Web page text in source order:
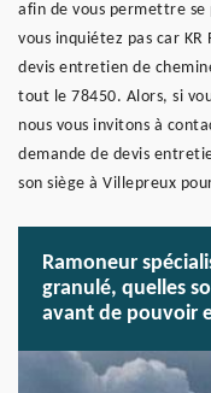
afin de vous permettre
vous inquiétez pas car KR
devis entretien de
tout le 78450. Alors, si
nous vous invitons à
demande de devis
son siège à Villepreux
Ramoneur
granulé, quelles
avant de pouvoir